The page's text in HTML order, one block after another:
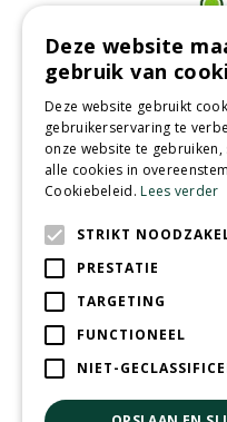
Wij
Tuincentrum
Speelparadijs
Woonwinkel
Deze website
gebruik van
Deze website gebruikt
gebruikerservaring te
onze website te
alle cookies in
Cookiebeleid.Lees verder
STRIKT
PRESTATIE
TARGETING
FUNCTIONEEL
NIET-